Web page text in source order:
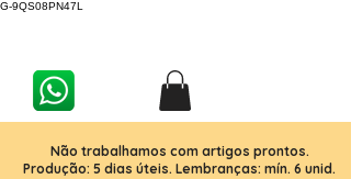
G-9QS08PN47L
Não trabalhamos com artigos prontos.
Produção: 5 dias úteis. Lembranças: mín. 6 unid.